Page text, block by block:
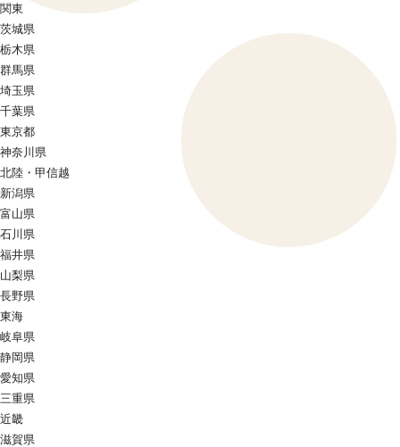
関東
茨城県
栃木県
群馬県
埼玉県
千葉県
東京都
神奈川県
北陸・甲信越
新潟県
富山県
石川県
福井県
山梨県
長野県
東海
岐阜県
静岡県
愛知県
三重県
近畿
滋賀県